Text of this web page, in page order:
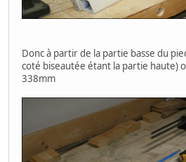
Donc à partir de la partie basse du
coté biseautée étant la partie haute)
338mm